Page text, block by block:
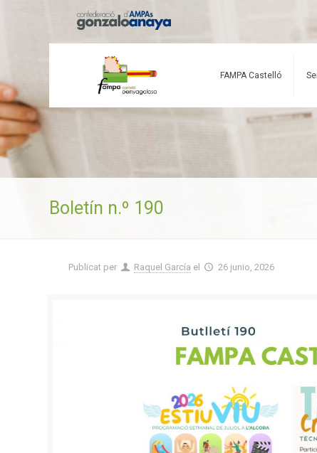
FAMPA Castelló
Boletín n.º 190
Publicat per Raquel García el 26 junio, 2026